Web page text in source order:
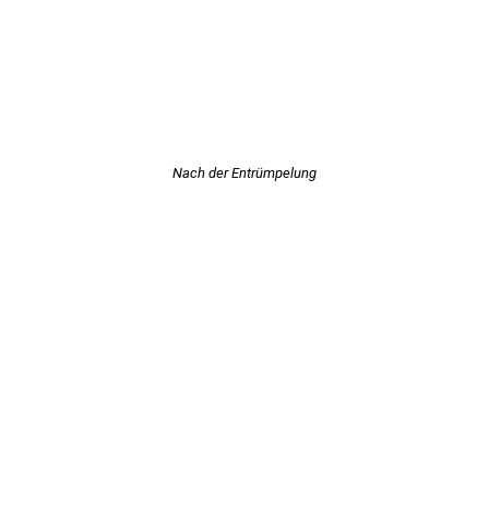
Nach der Entrümpelung